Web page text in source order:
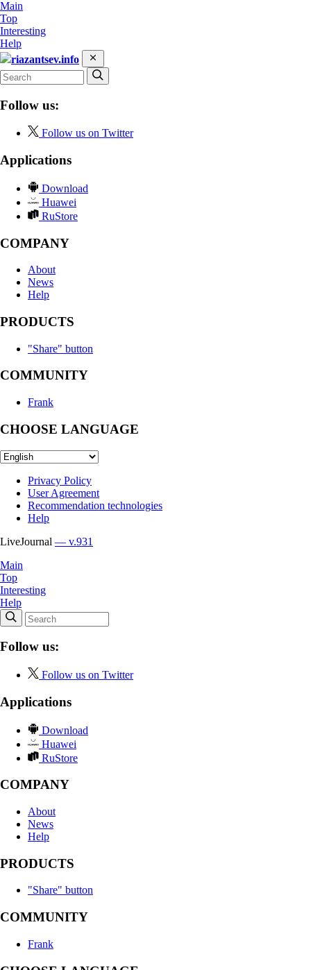
Main
Top
Interesting
Help
riazantsev.info
Follow us:
Follow us on Twitter
Applications
Download
Huawei
RuStore
COMPANY
About
News
Help
PRODUCTS
"Share" button
COMMUNITY
Frank
CHOOSE LANGUAGE
Privacy Policy
User Agreement
Recommendation technologies
Help
LiveJournal — v.931
Main
Top
Interesting
Help
Follow us:
Follow us on Twitter
Applications
Download
Huawei
RuStore
COMPANY
About
News
Help
PRODUCTS
"Share" button
COMMUNITY
Frank